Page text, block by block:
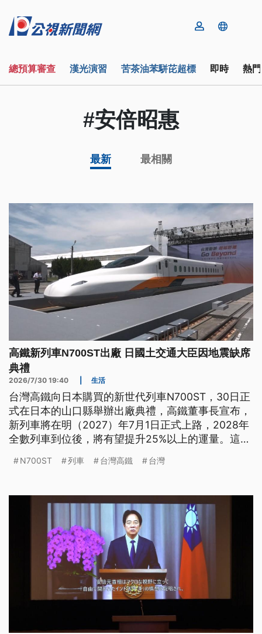
總預算審查 漢光演習 苦茶油苯駢芘超標 即時 熱
#安倍昭惠
最新 最相關
高鐵新列車N700ST出廠 日國土交通大臣因地震缺席
典禮
2026/7/30 19:40 生活
台灣高鐵向日本購買的新世代列車N700ST，30日正
式在日本的山口縣舉辦出廠典禮，高鐵董事長宣布，
新列車將在明（2027）年7月1日正式上路，2028年
全數列車到位後，將有望提升25%以上的運量。這次
機，不過原訂出席典禮的日本國土交通大臣，因為卻
N700ST 列車 台灣高鐵 台灣